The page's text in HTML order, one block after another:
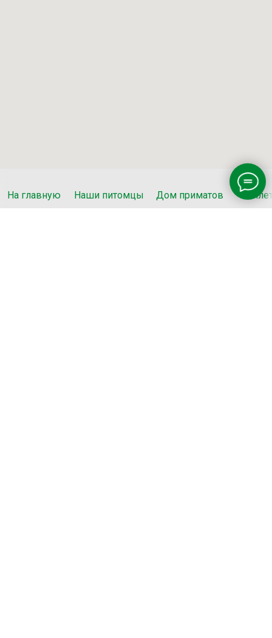
На главную Наши питомцы Дом приматов